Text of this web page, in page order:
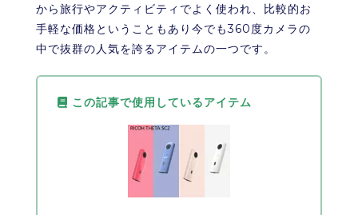
から旅行やアクティビティでよく使われ、比較的お
手軽な価格ということもあり今でも360度カメラの
中で抜群の人気を誇るアイテムの一つです。
この記事で使用しているアイテム